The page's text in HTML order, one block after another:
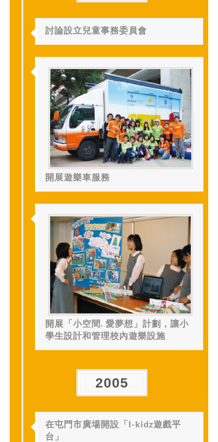
討論設立兒童事務委員會
開展遊樂車服務
開展「小空間. 愛夢想」計劃，讓小
學生設計和管理校內遊樂設施
2005
在屯門市廣場開設「I-kidz遊戲平
台」